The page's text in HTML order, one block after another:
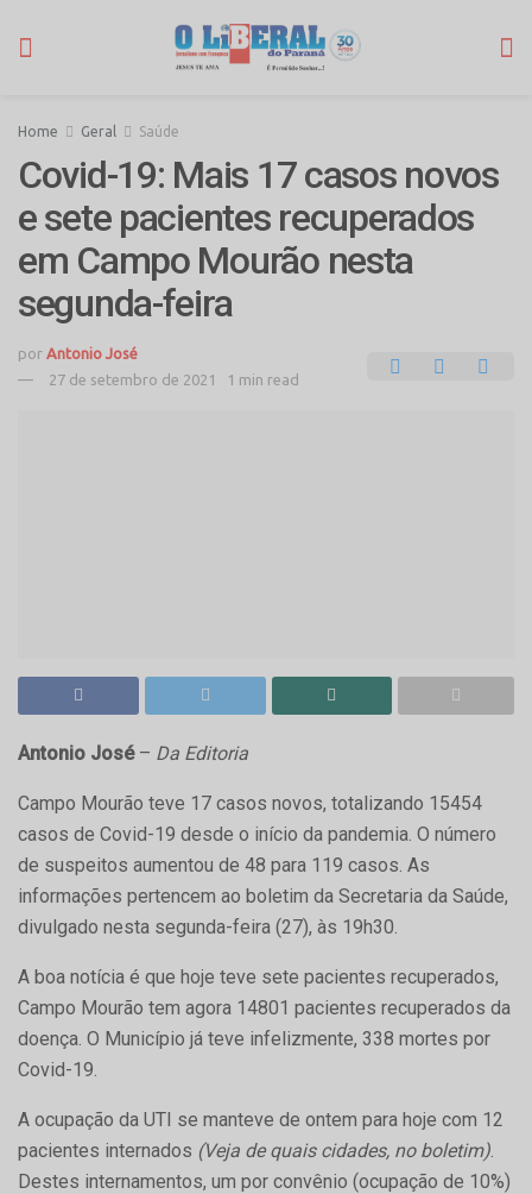
Home Geral Saúde
Covid-19: Mais 17 casos novos
e sete pacientes recuperados
em Campo Mourão nesta
segunda-feira
por Antonio José
27 de setembro de 2021
1 min read
Antonio José– Da Editoria
Campo Mourão teve 17 casos novos, totalizando 15454
casos de Covid-19 desde o início da pandemia. O número
de suspeitos aumentou de 48 para 119 casos. As
informações pertencem ao boletim da Secretaria da Saúde,
divulgado nesta segunda-feira (27), às 19h30.
A boa notícia é que hoje teve sete pacientes recuperados,
Campo Mourão tem agora 14801 pacientes recuperados da
doença. O Município já teve infelizmente, 338 mortes por
Covid-19.
A ocupação da UTI se manteve de ontem para hoje com 12
pacientes internados (Veja de quais cidades, no boletim)
Destes internamentos, um por convênio (ocupação de 10%)